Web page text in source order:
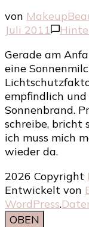
von
Juli 2011
Gerade am
eine
empfindlich
Sonnenbrand.
schreibe, bricht
ich muss mich
wieder da.
2026 Copyright
Entwickelt von
WordPress.
OBEN